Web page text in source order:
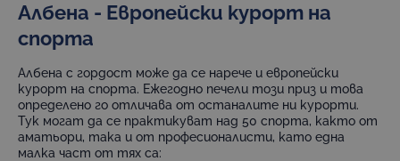
Албена - Европейски курорт на
спорта
Албена с гордост може да се нарече и европейски
курорт на спорта. Ежегодно печели този приз и това
определено го отличава от останалите ни курорти.
Тук могат да се практикуват над 50 спорта, както от
аматьори, така и от професионалисти, като една
малка част от тях са: